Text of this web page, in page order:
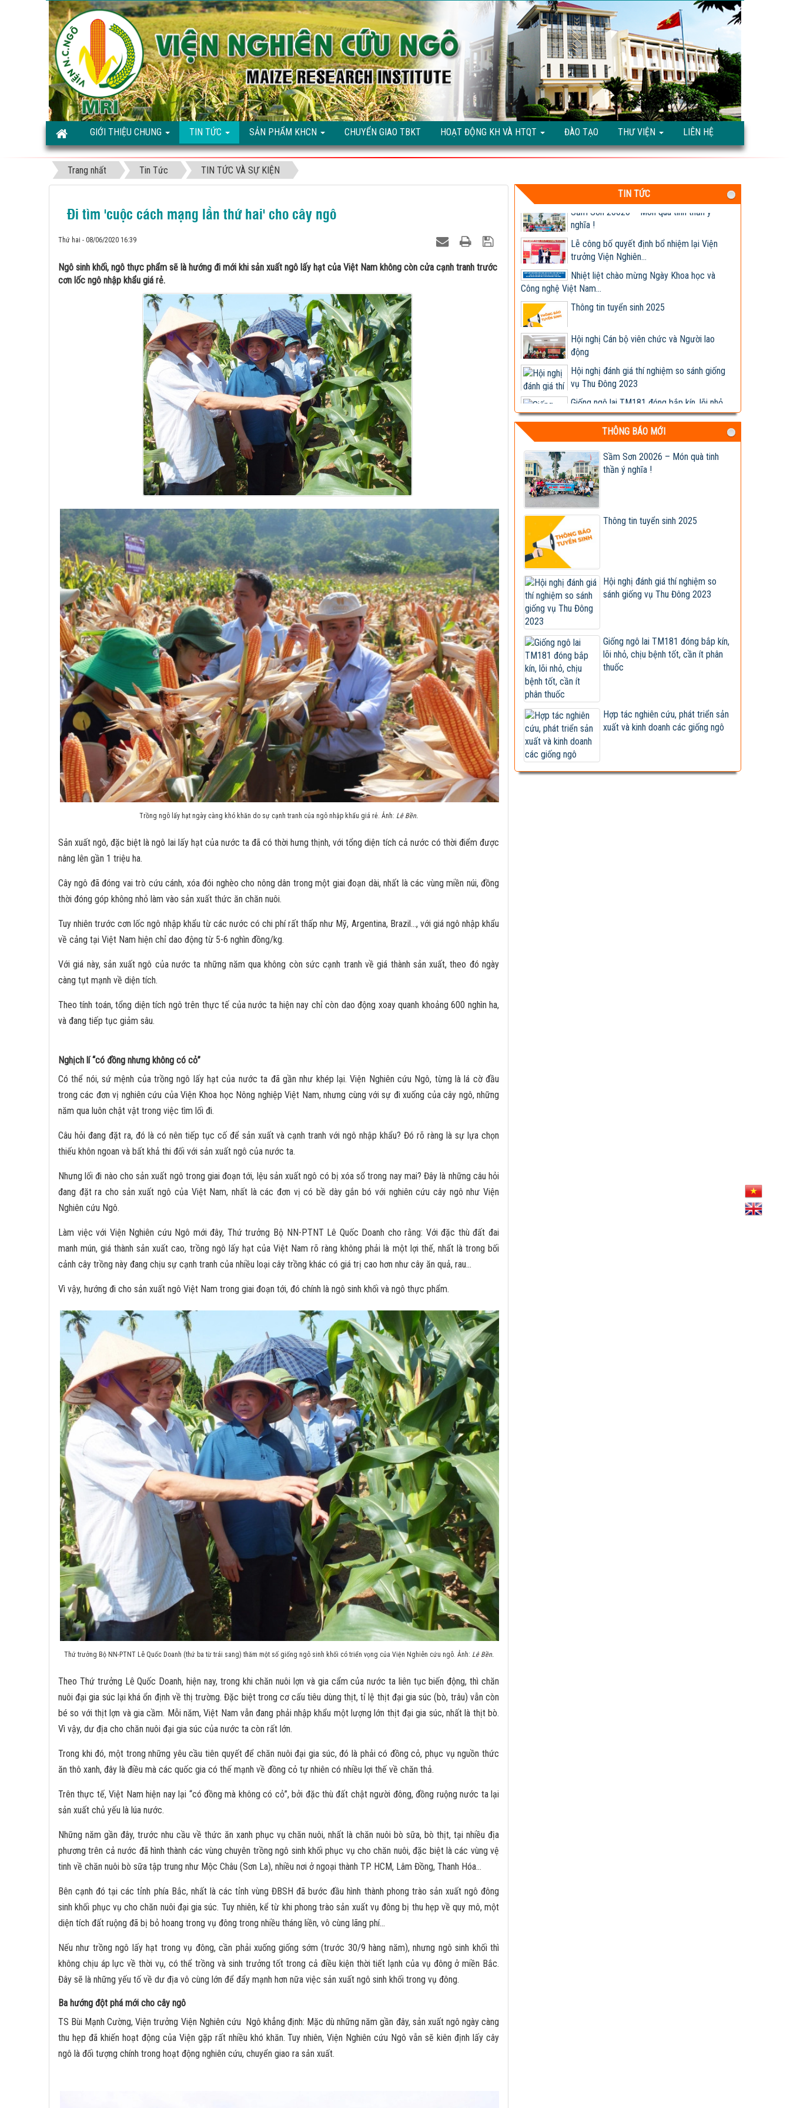
GIỚI THIỆU CHUNG TIN TỨC SẢN PHẨM KHCN CHUYỂN GIAO TBKT HOẠT ĐỘNG KH VÀ HTQT ĐÀO TẠO THƯ VIỆN LIÊN HỆ
Trang nhất Tin Tức TIN TỨC VÀ SỰ KIỆN
Đi tìm 'cuộc cách mạng lần thứ hai' cho cây ngô
Thứ hai - 08/06/2020 16:39
Ngô sinh khối, ngô thực phẩm sẽ là hướng đi mới khi sản xuất ngô lấy hạt của Việt Nam không còn cửa cạnh tranh trước
cơn lốc ngô nhập khẩu giá rẻ.
Trồng ngô lấy hạt ngày càng khó khăn do sự cạnh tranh của ngô nhập khẩu giá rẻ. Ảnh: Lê Bền.
Sản xuất ngô, đặc biệt là ngô lai lấy hạt của nước ta đã có thời hưng thịnh, với tổng diện tích cả nước có thời điểm được
nâng lên gần 1 triệu ha.
Cây ngô đã đóng vai trò cứu cánh, xóa đói nghèo cho nông dân trong một giai đoạn dài, nhất là các vùng miền núi, đồng
thời đóng góp không nhỏ làm vào sản xuất thức ăn chăn nuôi.
Tuy nhiên trước cơn lốc ngô nhập khẩu từ các nước có chi phí rất thấp như Mỹ, Argentina, Brazil..., với giá ngô nhập khẩu
về cảng tại Việt Nam hiện chỉ dao động từ 5-6 nghìn đồng/kg.
Với giá này, sản xuất ngô của nước ta những năm qua không còn sức cạnh tranh về giá thành sản xuất, theo đó ngày
càng tụt mạnh về diện tích.
Theo tính toán, tổng diện tích ngô trên thực tế của nước ta hiện nay chỉ còn dao động xoay quanh khoảng 600 nghìn ha,
và đang tiếp tục giảm sâu.
Nghịch lí “có đồng nhưng không có cỏ”
Có thể nói, sứ mệnh của trồng ngô lấy hạt của nước ta đã gần như khép lại. Viện Nghiên cứu Ngô, từng là lá cờ đầu
trong các đơn vị nghiên cứu của Viện Khoa học Nông nghiệp Việt Nam, nhưng cùng với sự đi xuống của cây ngô, những
năm qua luôn chật vật trong việc tìm lối đi.
Câu hỏi đang đặt ra, đó là có nên tiếp tục cố để sản xuất và cạnh tranh với ngô nhập khẩu? Đó rõ ràng là sự lựa chọn
thiếu khôn ngoan và bất khả thi đối với sản xuất ngô của nước ta.
Nhưng lối đi nào cho sản xuất ngô trong giai đoạn tới, lệu sản xuất ngô có bị xóa sổ trong nay mai? Đây là những câu hỏi
đang đặt ra cho sản xuất ngô của Việt Nam, nhất là các đơn vị có bề dày gắn bó với nghiên cứu cây ngô như Viện
Nghiên cứu Ngô.
Làm việc với Viện Nghiên cứu Ngô mới đây, Thứ trưởng Bộ NN-PTNT Lê Quốc Doanh cho rằng: Với đặc thù đất đai
manh mún, giá thành sản xuất cao, trồng ngô lấy hạt của Việt Nam rõ ràng không phải là một lợi thế, nhất là trong bối
cảnh cây trồng này đang chịu sự cạnh tranh của nhiều loại cây trồng khác có giá trị cao hơn như cây ăn quả, rau...
Vì vậy, hướng đi cho sản xuất ngô Việt Nam trong giai đoạn tới, đó chính là ngô sinh khối và ngô thực phẩm.
Thứ trưởng Bộ NN-PTNT Lê Quốc Doanh (thứ ba từ trái sang) thăm một số giống ngô sinh khối có triển vọng của Viện Nghiên cứu ngô. Ảnh: Lê Bền.
Theo Thứ trưởng Lê Quốc Doanh, hiện nay, trong khi chăn nuôi lợn và gia cẩm của nước ta liên tục biến động, thì chăn
nuôi đại gia súc lại khá ổn định về thị trường. Đặc biệt trong cơ cấu tiêu dùng thịt, tỉ lệ thịt đại gia súc (bò, trâu) vẫn còn
bé so với thịt lợn và gia cầm. Mỗi năm, Việt Nam vẫn đang phải nhập khẩu một lượng lớn thịt đại gia súc, nhất là thịt bò.
Vì vậy, dư địa cho chăn nuôi đại gia súc của nước ta còn rất lớn.
Trong khi đó, một trong những yêu cầu tiên quyết để chăn nuôi đại gia súc, đó là phải có đồng cỏ, phục vụ nguồn thức
ăn thô xanh, đây là điều mà các quốc gia có thế mạnh về đồng cỏ tự nhiên có nhiều lợi thế về chăn thả.
Trên thực tế, Việt Nam hiện nay lại “có đồng mà không có cỏ”, bởi đặc thù đất chật người đông, đồng ruộng nước ta lại
sản xuất chủ yếu là lúa nước.
Những năm gần đây, trước nhu cầu về thức ăn xanh phục vụ chăn nuôi, nhất là chăn nuôi bò sữa, bò thịt, tại nhiều địa
phương trên cả nước đã hình thành các vùng chuyên trồng ngô sinh khối phục vụ cho chăn nuôi, đặc biệt là các vùng vệ
tinh về chăn nuôi bò sữa tập trung như Mộc Châu (Sơn La), nhiều nơi ở ngoại thành TP. HCM, Lâm Đồng, Thanh Hóa...
Bên cạnh đó tại các tỉnh phía Bắc, nhất là các tỉnh vùng ĐBSH đã bước đầu hình thành phong trào sản xuất ngô đông
sinh khối phục vụ cho chăn nuôi đại gia súc. Tuy nhiên, kể từ khi phong trào sản xuất vụ đông bị thu hẹp về quy mô, một
diện tích đất ruộng đã bị bỏ hoang trong vụ đông trong nhiều tháng liền, vô cùng lãng phí...
Nếu như trồng ngô lấy hạt trong vụ đông, cần phải xuống giống sớm (trước 30/9 hàng năm), nhưng ngô sinh khối thì
không chịu áp lực về thời vụ, có thể trồng và sinh trưởng tốt trong cả điều kiện thời tiết lạnh của vụ đông ở miền Bắc.
Đây sẽ là những yếu tố về dư địa vô cùng lớn để đẩy mạnh hơn nữa việc sản xuất ngô sinh khối trong vụ đông.
Ba hướng đột phá mới cho cây ngô
TS Bùi Mạnh Cường, Viện trưởng Viện Nghiên cứu Ngô khẳng định: Mặc dù những năm gần đây, sản xuất ngô ngày càng
thu hẹp đã khiến hoạt động của Viện gặp rất nhiều khó khăn. Tuy nhiên, Viện Nghiên cứu Ngô vẫn sẽ kiên định lấy cây
ngô là đối tượng chính trong hoạt động nghiên cứu, chuyển giao ra sản xuất.
TIN TỨC
Giống ngô TM181: Lấy hạt rất tốt, lấy sinh
khối cũng hay!
Khi nào chấm dứt chi hàng tỷ đô nhập khẩu
ngô?
HỘI THẢO KHOA HỌC “TỔNG KẾT CÔNG
TÁC NGHIÊN CỨU KHOA HỌC VÀ...
Giúp nông dân sản xuất ngô sinh khối theo
tư duy thị trường
Thông báo tuyển dụng 2022
Sầm Sơn 20026 – Món quà tinh thần ý
Lễ công bố quyết định bổ nhiệm lại Viện
trưởng Viện Nghiên...
Nhiệt liệt chào mừng Ngày Khoa học và
Công nghệ Việt Nam...
Thông tin tuyển sinh 2025
Hội nghị Cán bộ viên chức và Người lao
Hội nghị đánh giá thí nghiệm so sánh giống
vụ Thu Đông 2023
Giống ngô lai TM181 đóng bắp kín, lõi nhỏ,
chịu bệnh tốt,...
Hợp tác nghiên cứu, phát triển sản xuất và
kinh doanh các...
Lễ ký kết Biên bản ghi nhớ hợp tác nghiên
cứu, phát triển...
Viện khoa học trụ vững trong cơ chế thị
trường - Viện trưởng...
Tập đoàn Lộc Trời nhận chuyển giao, cung
cấp giống ngô lai...
Giống đã được công nhận lưu hành bị sản
Xây dựng và hoàn thiện quy trình canh tác
ngô sinh khối tuần...
Hội nghị cán bộ, viên chức và người lao
động 2023
Vietseed độc quyền hợp tác phát triển
giống ngô lai VS201
Giống ngô TM181: Lấy hạt rất tốt, lấy sinh
khối cũng hay!
ngô?
HỘI THẢO KHOA HỌC “TỔNG KẾT CÔNG
TÁC NGHIÊN CỨU KHOA HỌC VÀ...
Giúp nông dân sản xuất ngô sinh khối theo
tư duy thị trường
THÔNG BÁO MỚI
Sầm Sơn 20026 – Món quà tinh
thần ý nghĩa !
Thông tin tuyển sinh 2025
Hội nghị đánh giá thí nghiệm so
sánh giống vụ Thu Đông 2023
Giống ngô lai TM181 đóng bắp kín,
lõi nhỏ, chịu bệnh tốt, cần ít phân
thuốc
Hợp tác nghiên cứu, phát triển sản
xuất và kinh doanh các giống ngô